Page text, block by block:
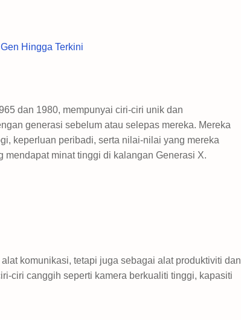
Hingga Terkini
dan 1980, mempunyai ciri-ciri unik dan
generasi sebelum atau selepas mereka. Mereka
keperluan peribadi, serta nilai-nilai yang mereka
minat tinggi di kalangan Generasi X.
komunikasi, tetapi juga sebagai alat produktiviti dan
ciri canggih seperti kamera berkualiti tinggi, kapasiti